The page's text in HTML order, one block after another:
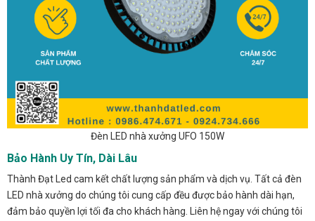
Đèn LED nhà xưởng UFO 150W
Bảo Hành Uy Tín, Dài Lâu
Thành Đạt Led cam kết chất lượng sản phẩm và dịch vụ. Tất cả đèn
LED nhà xưởng do chúng tôi cung cấp đều được bảo hành dài hạn,
đảm bảo quyền lợi tối đa cho khách hàng. Liên hệ ngay với chúng tôi